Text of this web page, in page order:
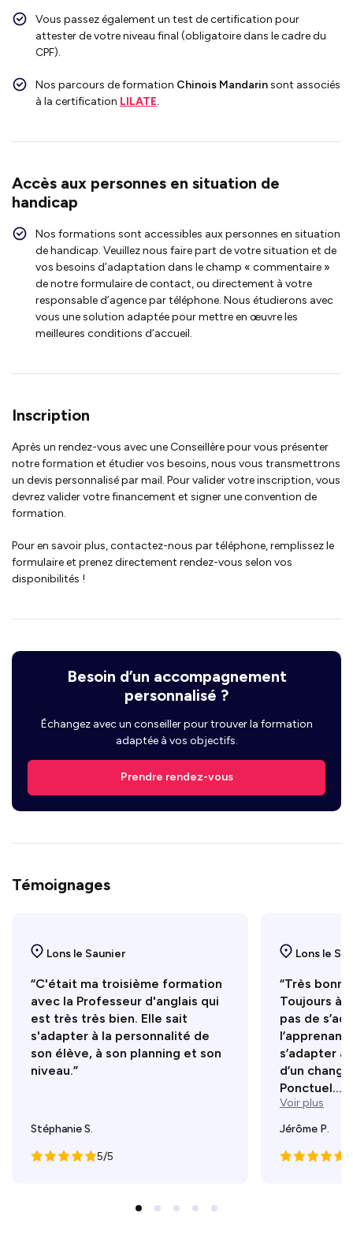
Vous passez également un test de certification pour
attester de votre niveau final (obligatoire dans le cadre du
CPF).
Nos parcours de formation Chinois Mandarinsont associés
à la certification LILATE.
Accès aux personnes en situation de
handicap
Nos formations sont accessibles aux personnes en situation
de handicap. Veuillez nous faire part de votre situation et de
vos besoins d’adaptation dans le champ « commentaire »
de notre formulaire de contact, ou directement à votre
responsable d’agence par téléphone. Nous étudierons avec
vous une solution adaptée pour mettre en œuvre les
meilleures conditions d’accueil.
Inscription
Après un rendez-vous avec une Conseillère pour vous présenter
notre formation et étudier vos besoins, nous vous transmettrons
un devis personnalisé par mail. Pour valider votre inscription, vous
devrez valider votre financement et signer une convention de
formation.
Pour en savoir plus, contactez-nous par téléphone, remplissez le
formulaire et prenez directement rendez-vous selon vos
disponibilités !
Besoin d’un accompagnement
personnalisé ?
Échangez avec un conseiller pour trouver la formation
adaptée à vos objectifs.
Prendre rendez-vous
Témoignages
Lons le Saunier
“C'était ma troisième formation
avec la Professeur d'anglais qui
est très très bien. Elle sait
s'adapter à la personnalité de
son élève, à son planning et son
niveau.”
Stéphanie S.
5/5
Lons le
“Très
Toujours à
pas de
s’adapter
d’un
Ponctuel...
Voir plus
Jérôme P.